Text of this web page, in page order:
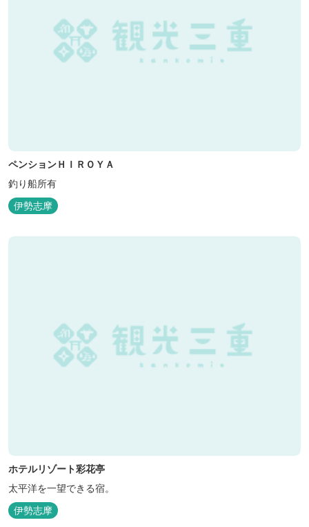
ペンションＨＩＲＯＹＡ
釣り船所有
伊勢志摩
ホテルリゾート彩花亭
太平洋を一望できる宿。
伊勢志摩